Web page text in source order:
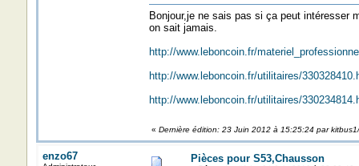
Bonjour,je ne sais pas si ça peut intéresser
on sait jamais.
http://www.leboncoin.fr/
http://www.leboncoin.fr/utilitaires/
http://www.leboncoin.fr/utilitaires/
« Dernière édition: 23 Juin 2012 à 15:25:24 par
enzo67 Pièces pour S53,Chausson